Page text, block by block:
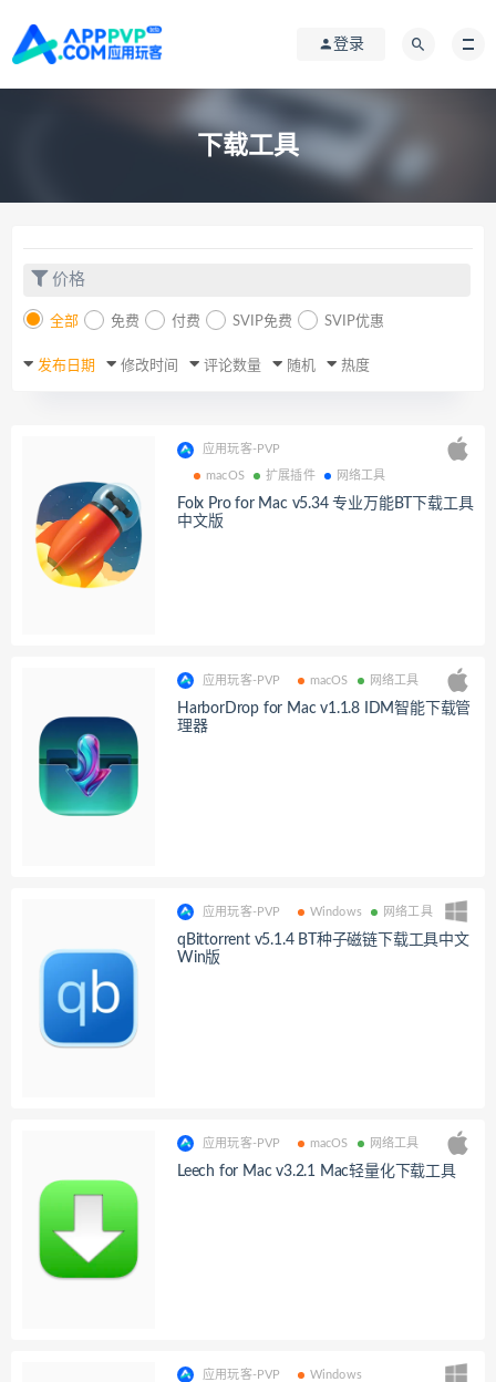
登录
下载工具
价格
全部 免费 付费 SVIP免费 SVIP优惠
发布日期 修改时间 评论数量 随机 热度
应用玩客-PVP
macOS 扩展插件 网络工具
Folx Pro for Mac v5.34 专业万能BT下载工具
中文版
应用玩客-PVP macOS 网络工具
HarborDrop for Mac v1.1.8 IDM智能下载管
理器
应用玩客-PVP Windows 网络工具
qBittorrent v5.1.4 BT种子磁链下载工具中文
Win版
应用玩客-PVP macOS 网络工具
Leech for Mac v3.2.1 Mac轻量化下载工具
应用玩客-PVP Windows